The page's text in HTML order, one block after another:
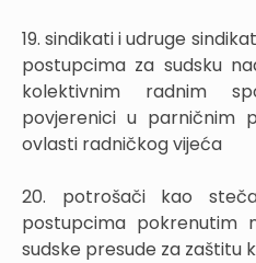
19. sindikati i udruge
postupcima za sudsku
kolektivnim radnim
povjerenici u parničnim
ovlasti radničkog vijeća
20. potrošači kao
postupcima pokrenutim
sudske presude za zaštitu